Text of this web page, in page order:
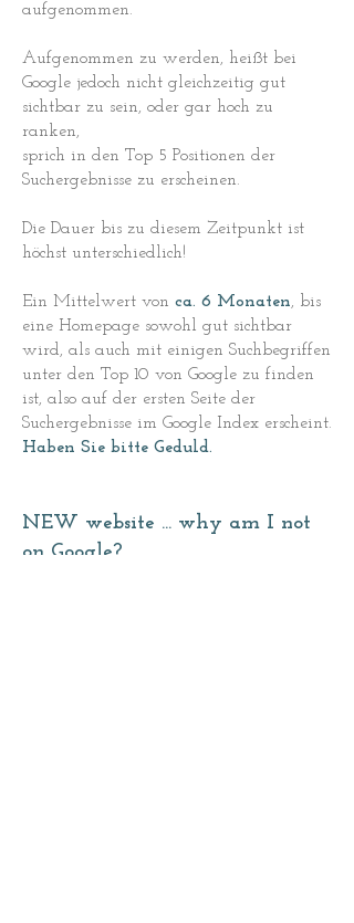
aufgenommen.
Aufgenommen zu werden, heißt bei
Google jedoch nicht gleichzeitig gut
sichtbar zu sein, oder gar hoch zu
ranken,
sprich in den Top 5 Positionen der
Suchergebnisse zu erscheinen.
Die Dauer bis zu diesem Zeitpunkt ist
höchst unterschiedlich!
Ein Mittelwert von ca. 6 Monaten, bis
eine Homepage sowohl gut sichtbar
wird, als auch mit einigen Suchbegriffen
unter den Top 10 von Google zu finden
ist, also auf der ersten Seite der
Suchergebnisse im Google Index erscheint.
Haben Sie bitte Geduld.
NEW website ... why am I not
on Google?